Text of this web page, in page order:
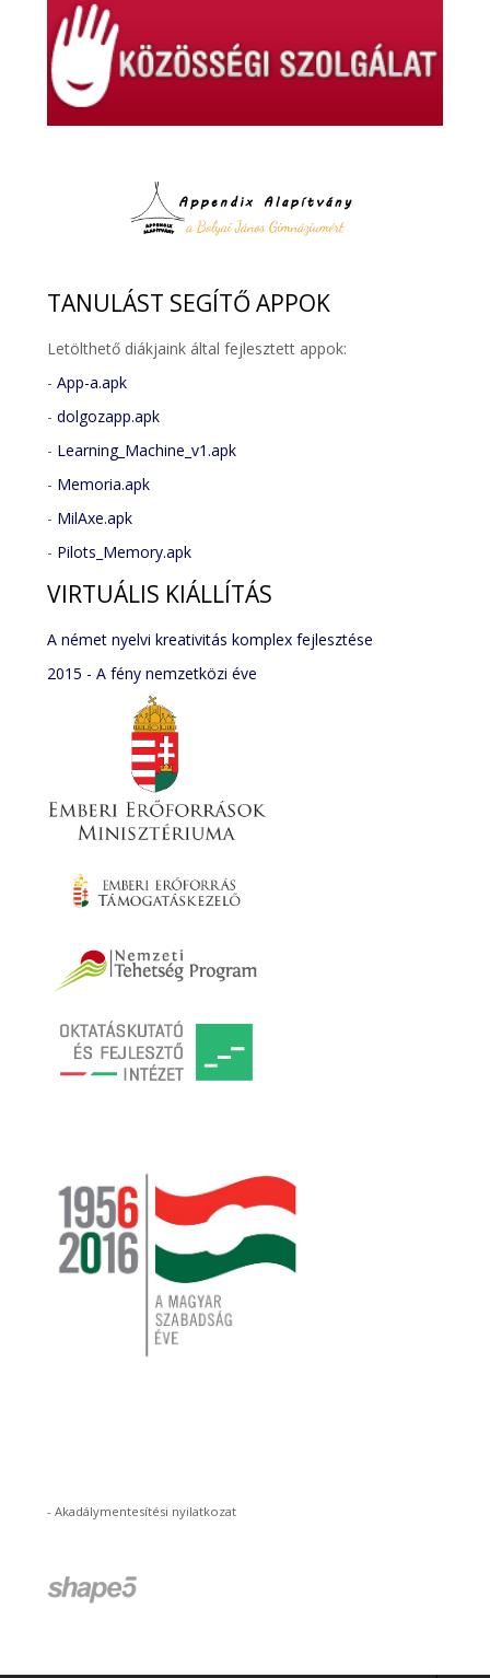
TANULÁST SEGÍTŐ APPOK
Letölthető diákjaink által fejlesztett appok:
-App-a.apk
-dolgozapp.apk
- Learning_Machine_v1.apk
- Memoria.apk
- MilAxe.apk
- Pilots_Memory.apk
VIRTUÁLIS KIÁLLÍTÁS
A német nyelvi kreativitás komplex fejlesztése
2015 - A fény nemzetközi éve
-Akadálymentesítési nyilatkozat